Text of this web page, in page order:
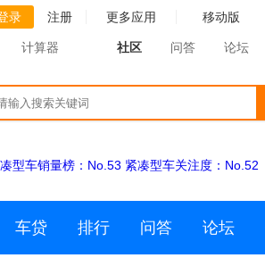
录 注册 更多应用 移动版
计算器 社区 问答 论坛
型车销量榜： No.53 紧凑型车关注度： No.52
车贷 排行 问答 论坛